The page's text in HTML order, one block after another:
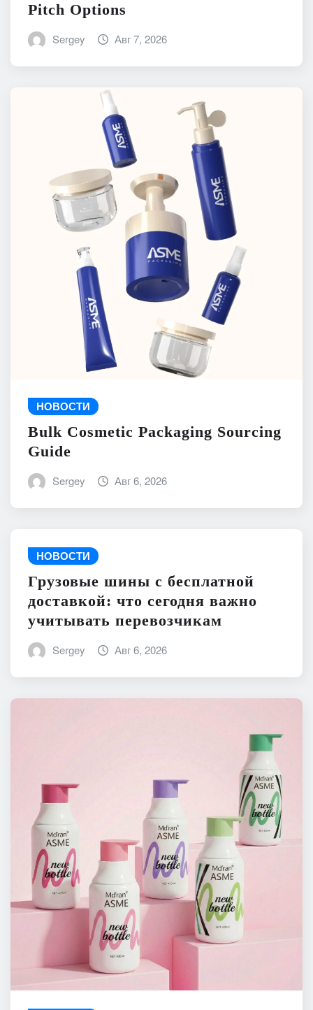
Pitch Options
Sergey Авг 7, 2026
НОВОСТИ
Bulk Cosmetic Packaging Sourcing
Guide
Sergey Авг 6, 2026
НОВОСТИ
Грузовые шины с бесплатной
доставкой: что сегодня важно
учитывать перевозчикам
Sergey Авг 6, 2026